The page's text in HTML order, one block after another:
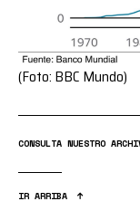
(Foto: BBC Mundo)
CONSULTA NUESTRO
IR ARRIBA